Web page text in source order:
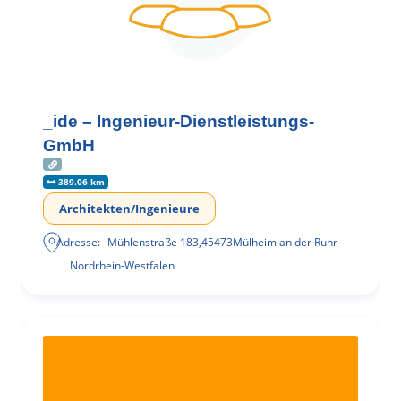
_ide – Ingenieur-Dienstleistungs-
GmbH
389.06 km
Architekten/Ingenieure
Adresse: Mühlenstraße 183,45473Mülheim an der Ruhr
Nordrhein-Westfalen